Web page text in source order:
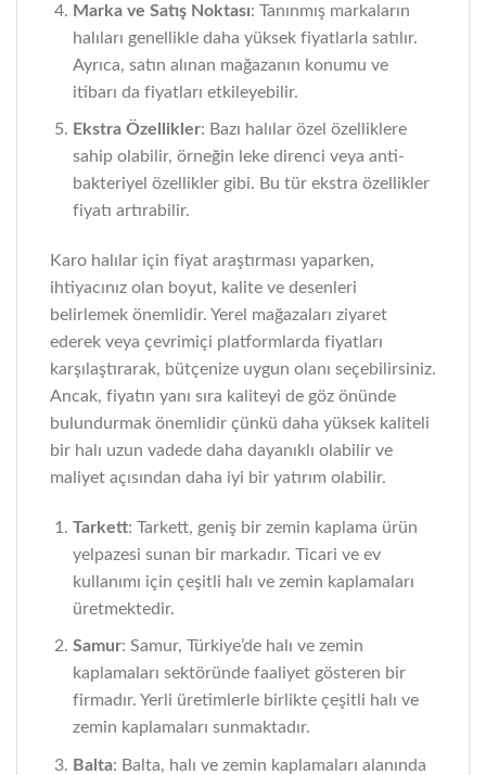
Marka ve Satış Noktası: Tanınmış markaların
halıları genellikle daha yüksek fiyatlarla satılır.
Ayrıca, satın alınan mağazanın konumu ve
itibarı da fiyatları etkileyebilir.
Ekstra Özellikler: Bazı halılar özel özelliklere
sahip olabilir, örneğin leke direnci veya anti-
bakteriyel özellikler gibi. Bu tür ekstra özellikler
fiyatı artırabilir.
Karo halılar için fiyat araştırması yaparken,
ihtiyacınız olan boyut, kalite ve desenleri
belirlemek önemlidir. Yerel mağazaları ziyaret
ederek veya çevrimiçi platformlarda fiyatları
karşılaştırarak, bütçenize uygun olanı seçebilirsiniz.
Ancak, fiyatın yanı sıra kaliteyi de göz önünde
bulundurmak önemlidir çünkü daha yüksek kaliteli
bir halı uzun vadede daha dayanıklı olabilir ve
maliyet açısından daha iyi bir yatırım olabilir.
Tarkett: Tarkett, geniş bir zemin kaplama ürün
yelpazesi sunan bir markadır. Ticari ve ev
kullanımı için çeşitli halı ve zemin kaplamaları
üretmektedir.
Samur: Samur, Türkiye’de halı ve zemin
kaplamaları sektöründe faaliyet gösteren bir
firmadır. Yerli üretimlerle birlikte çeşitli halı ve
zemin kaplamaları sunmaktadır.
Balta: Balta, halı ve zemin kaplamaları alanında